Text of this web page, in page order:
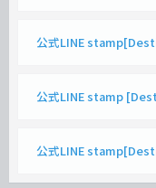
公式LINE
公式LINE stamp
公式LINE